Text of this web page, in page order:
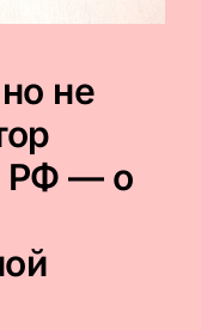
не
РФ — о